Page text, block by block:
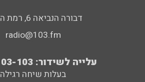
דבורה הנביאה 6, רמת השרון
radio@103.fm
עלייה לשידור: 0552-103-103
בעלות שיחה רגילה